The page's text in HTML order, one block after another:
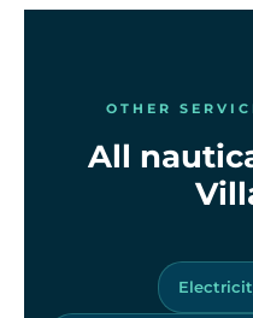
OTHER
All